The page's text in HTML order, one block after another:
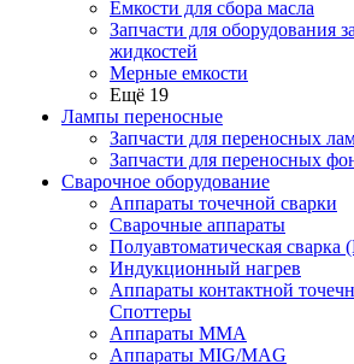
Емкости для сбора масла
Запчасти для оборудования
жидкостей
Мерные емкости
Ещё 19
Лампы переносные
Запчасти для переносных
Запчасти для переносных
Сварочное оборудование
Аппараты точечной сварки
Сварочные аппараты
Полуавтоматическая
Индукционный нагрев
Аппараты контактной
Споттеры
Аппараты MMA
Аппараты MIG/MAG